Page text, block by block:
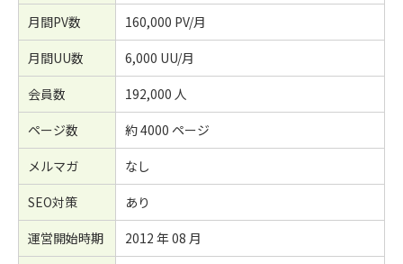
月間PV数
160,000 PV/月
月間UU数
6,000 UU/月
会員数
192,000 人
ページ数
約 4000 ページ
メルマガ
なし
SEO対策
あり
運営開始時期
2012 年 08 月